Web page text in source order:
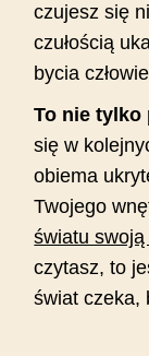
czujesz się
czułością
bycia
To nie tylko
się w
obiema
Twojego
światu
czytasz, to
świat czeka,